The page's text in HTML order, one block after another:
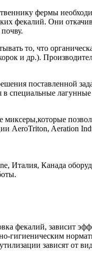
фермы
фекалий. Они
то, что
и др.).
поставленной
специальные
AeroTriton, Aeration
Италия, Канада
фекалий, зависит
гигиеническим
зависят от